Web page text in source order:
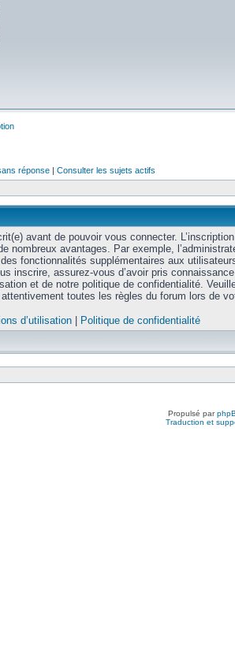
réponse | Consulter les sujets actifs
avant de pouvoir vous connecter.
nombreux avantages. Par exemple,
fonctionnalités supplémentaires aux
inscrire, assurez-vous d’avoir pris
et de notre politique de confidentialité.
toutes les règles du forum lors de
d’utilisation
Politique de confidentialité
Propulsé par
Traduction et